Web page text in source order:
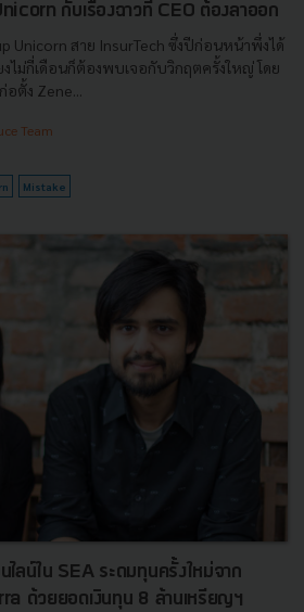
กับเรื่องฉาวที่ CEO ต้องลาออก
Unicorn สาย InsurTech ซึ่งปีก่อนหน้าพึ่งได้
ไม่กี่เดือนก็ต้องพบเจอกับวิกฤตครั้งใหญ่ โดย
ตั้ง Zene...
Team
Mistake
ลน์ใน SEA ระดมทุนครั้งใหม่จาก
ด้วยยอดเงินทุน 8 ล้านเหรียญฯ